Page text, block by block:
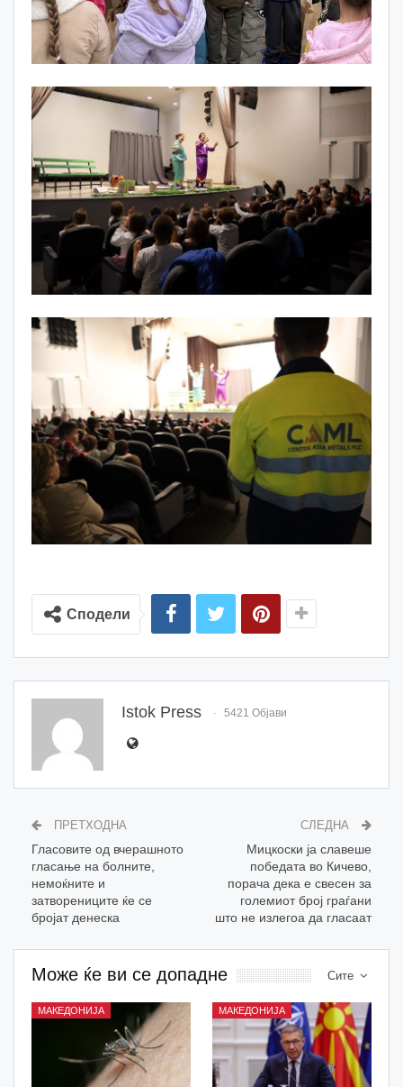
Сподели
Istok Press 5421 Објави
ПРЕТХОДНА
Гласовите од вчерашното
гласање на болните,
немоќните и
затворениците ќе се
бројат денеска
СЛЕДНА
Мицкоски ја славеше
победата во Кичево,
порача дека е свесен за
големиот број граѓани
што не излегоа да гласаат
Сите
Може ќе ви се допадне
МАКЕДОНИЈА МАКЕДОНИЈА